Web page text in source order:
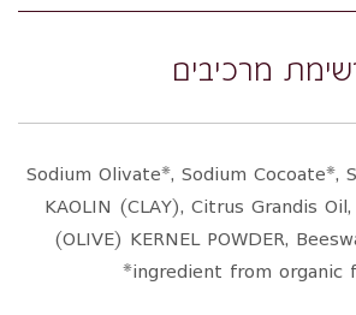
מרכיבים
Sodium Olivate*, Sodium Cocoate*,
KAOLIN (CLAY), Citrus Grandis Oil,
(OLIVE) KERNEL POWDER,
*ingredient from organic